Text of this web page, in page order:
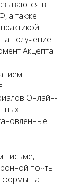
в
а также
получение
Акцепта
Онлайн-
письме,
почты
формы на